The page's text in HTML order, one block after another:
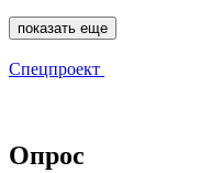
показать еще
Спецпроект
Опрос